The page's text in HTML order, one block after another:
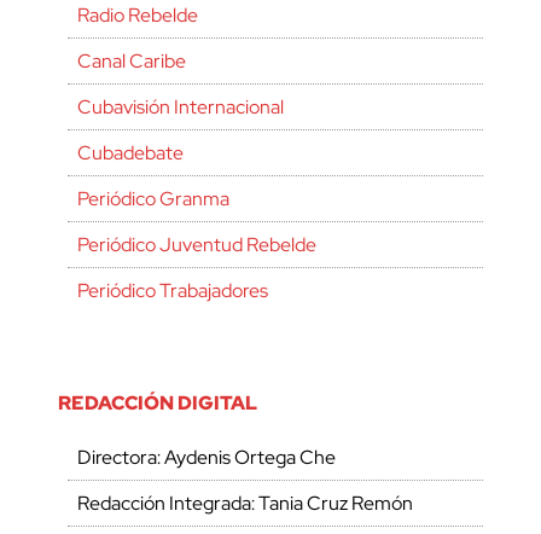
Radio Rebelde
Canal Caribe
Cubavisión Internacional
Cubadebate
Periódico Granma
Periódico Juventud Rebelde
Periódico Trabajadores
REDACCIÓN DIGITAL
Directora: Aydenis Ortega Che
Redacción Integrada: Tania Cruz Remón